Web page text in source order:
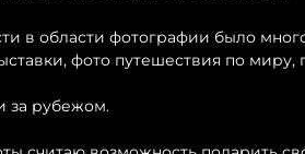
в области фотографии было
фото путешествия по
за рубежом.